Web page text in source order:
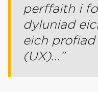
perffaith i
dyluniad
eich
(UX)...”